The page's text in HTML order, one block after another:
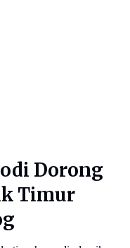
Dorong
Timur